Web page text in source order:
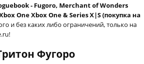
- Fugoro, Merchant of Wonders
One Xbox One & Series X|S (покупка на
и без каких либо ограничений, только на
Фугоро